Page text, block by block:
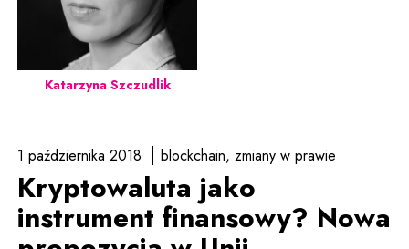
Katarzyna Szczudlik
1 października 2018 blockchain zmiany w prawie
Kryptowaluta jako
instrument finansowy? Nowa